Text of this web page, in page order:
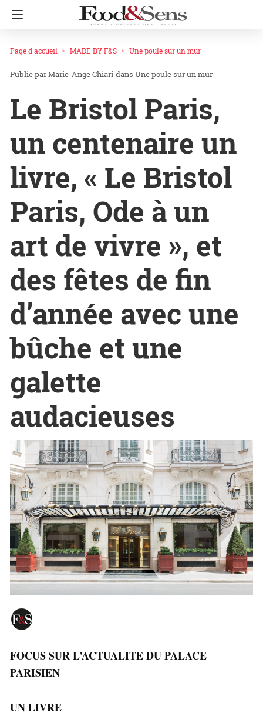
Page d'accueil MADE BY F&S Une poule sur un mur
Marie-Ange Chiari dans Une poule sur un mur
Le Bristol Paris,
un centenaire un
livre, « Le Bristol
Paris, Ode à un
art de vivre », et
des fêtes de fin
d’année avec une
bûche et une
galette
audacieuses
FOCUS SUR L’ACTUALITE DU PALACE
PARISIEN
UN LIVRE